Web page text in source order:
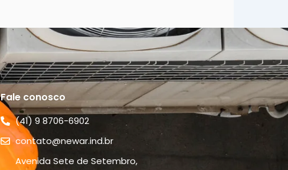
Fale conosco
(41) 9 8706-6902
contato@newar.ind.br
Avenida Sete de Setembro,